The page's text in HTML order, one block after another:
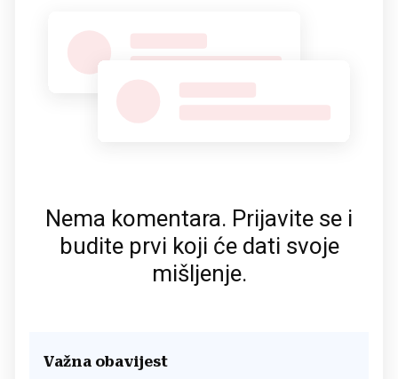
Nema komentara. Prijavite se i
budite prvi koji će dati svoje
mišljenje.
Važna obavijest